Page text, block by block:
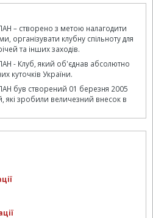
– створено з метою налагодити
організувати клубну спільноту для
та інших заходів.
- Клуб, який об'єднав абсолютно
куточків України.
був створений 01 березня 2005
зробили величезний внесок в